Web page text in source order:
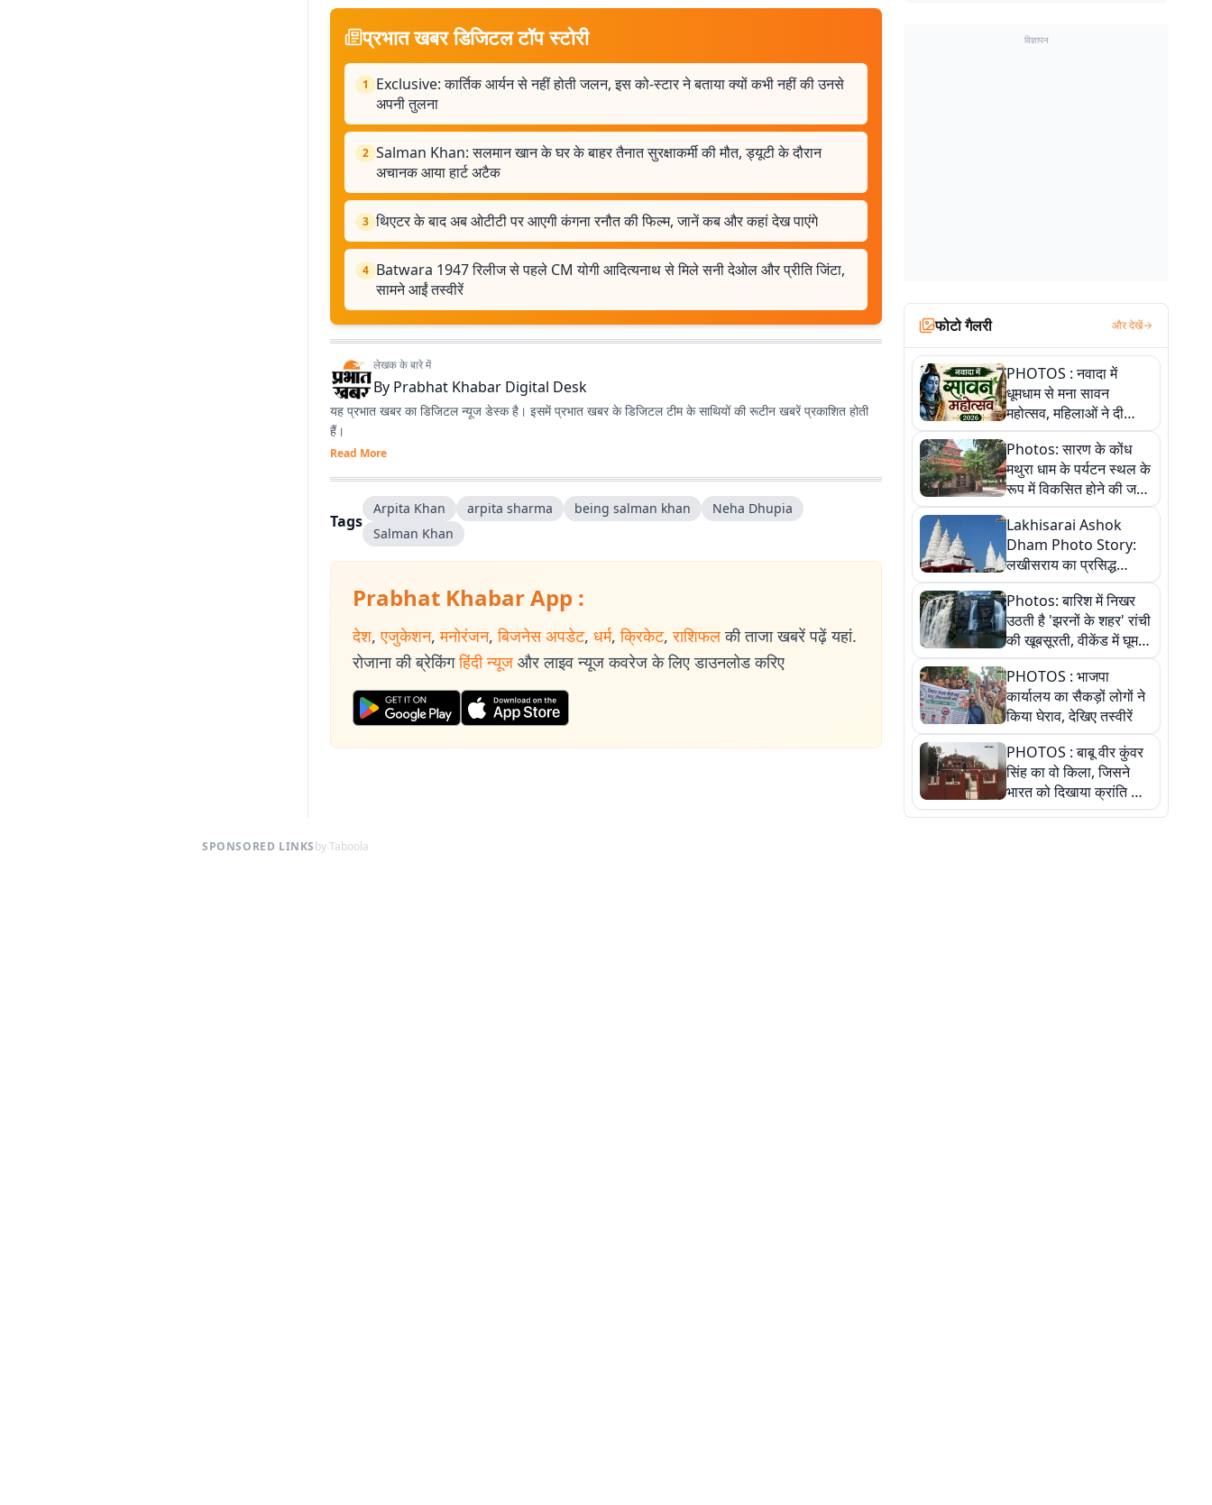
प्रभात खबर डिजिटल टॉप स्टोरी
1
Exclusive: कार्तिक आर्यन से नहीं होती जलन, इस को-स्टार ने बताया क्यों कभी नहीं की उनसे
अपनी तुलना
2 Salman Khan: सलमान खान के घर के बाहर तैनात सुरक्षाकर्मी की मौत, ड्यूटी के दौरान
अचानक आया हार्ट अटैक
3 थिएटर के बाद अब ओटीटी पर आएगी कंगना रनौत की फिल्म, जानें कब और कहां देख पाएंगे
4 Batwara 1947 रिलीज से पहले CM योगी आदित्यनाथ से मिले सनी देओल और प्रीति जिंटा,
सामने आईं तस्वीरें
लेखक के बारे में
By Prabhat Khabar Digital Desk
यह प्रभात खबर का डिजिटल न्यूज डेस्क है। इसमें प्रभात खबर के डिजिटल टीम के साथियों की रूटीन खबरें प्रकाशित होती
हैं।
Read More
Tags
Arpita Khan arpita sharma being salman khan
Neha Dhupia
Salman Khan
Prabhat Khabar App :
देश, एजुकेशन, मनोरंजन, बिजनेस अपडेट, धर्म, क्रिकेट, राशिफल की ताजा खबरें पढ़ें यहां.
रोजाना की ब्रेकिंग हिंदी न्यूज और लाइव न्यूज कवरेज के लिए डाउनलोड करिए
विज्ञापन
फोटो गैलरी और देखें
PHOTOS : नवादा में
धूमधाम से मना सावन
महोत्सव, महिलाओं ने दी
सांस्कृतिक प्रस्तुतियां
Photos: सारण के कोंध
मथुरा धाम के पर्यटन स्थल के
रूप में विकसित होने की जगी
आस, 9 तस्वीरों में देखें पूरी
कहानी
Lakhisarai Ashok
Dham Photo Story:
लखीसराय का प्रसिद्ध
अशोक धाम—आस्था,
श्रृंगार, अनुष्ठान और
अलौकिक संध्या आरती के
विहंगम दृश्य
Photos: बारिश में निखर
उठती है 'झरनों के शहर' रांची
की खूबसूरती, वीकेंड में घूम
आएं ये 5 वादियां
PHOTOS : भाजपा
कार्यालय का सैकड़ों लोगों ने
किया घेराव, देखिए तस्वीरें
PHOTOS : बाबू वीर कुंवर
सिंह का वो किला, जिसने
भारत को दिखाया क्रांति का
रास्ता: तस्वीरों में देखिए
SPONSORED LINKSby Taboola